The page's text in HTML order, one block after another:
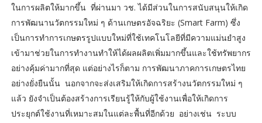
ในการผลิตให้มากขึ้น ที่ผ่านมา วช. ได้มีส่วนในการสนับสนุนให้เกิด
การพัฒนานวัตกรรมใหม่ ๆ ด้านเกษตรอัจฉริยะ (Smart Farm) ซึ่ง
เป็นการทำการเกษตรรูปแบบใหม่ที่ใช้เทคโนโลยีที่มีความแม่นยำสูง
เข้ามาช่วยในการทำงานทำให้ได้ผลผลิตเพิ่มมากขึ้นและใช้ทรัพยากร
อย่างคุ้มค่ามากที่สุด แต่อย่างไรก็ตาม การพัฒนาภาคการเกษตรไทย
อย่างยั่งยืนนั้น นอกจากจะส่งเสริมให้เกิดการสร้างนวัตกรรมใหม่ ๆ
แล้ว ยังจำเป็นต้องสร้างการเรียนรู้ให้กับผู้ใช้งานเพื่อให้เกิดการ
ประยุกต์ใช้งานที่เหมาะสมในแต่ละพื้นที่อีกด้วย อย่างเช่น ระบบ